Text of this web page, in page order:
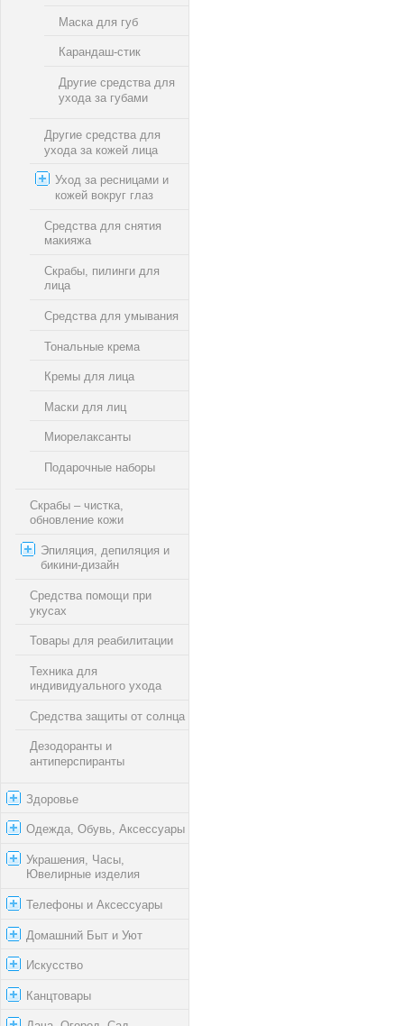
Маска для губ
Карандаш-стик
Другие средства для
ухода за губами
Другие средства для
ухода за кожей лица
Уход за ресницами и
кожей вокруг глаз
Средства для снятия
макияжа
Скрабы, пилинги для
лица
Средства для умывания
Тональные крема
Кремы для лица
Маски для лиц
Миорелаксанты
Подарочные наборы
Скрабы – чистка,
обновление кожи
Эпиляция, депиляция и
бикини-дизайн
Средства помощи при
укусах
Товары для реабилитации
Техника для
индивидуального ухода
Средства защиты от солнца
Дезодоранты и
антиперспиранты
Здоровье
Одежда, Обувь, Аксессуары
Украшения, Часы,
Ювелирные изделия
Телефоны и Аксессуары
Домашний Быт и Уют
Искусство
Канцтовары